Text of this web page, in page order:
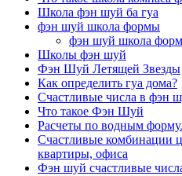
Школа фэн шуй ба гуа
фэн шуй школа формы
фэн шуй школа
Школы фэн шуй
Фэн Шуй Летящей Звезды
Как определить гуа дома?
Счастливые числа в фэн
Что такое Фэн Шуй
Расчеты по водным
Счастливые комбинации
квартиры, офиса
Фэн шуй счастливые